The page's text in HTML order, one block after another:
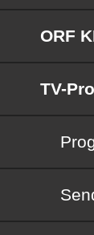
ORF
TV-